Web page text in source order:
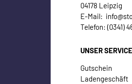
04178 Leipzig
E-Mail:
Telefon: (0341)
UNSER SERVICE
Gutschein
Ladengeschäft